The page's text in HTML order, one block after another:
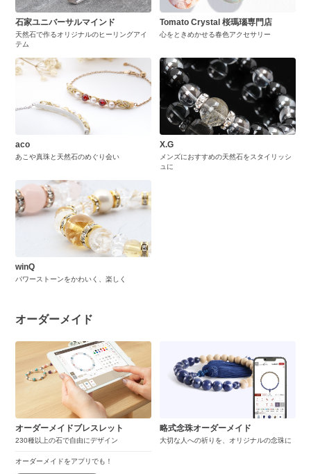
石家ユニバーサルマインド
天然石で作るオリジナルのヒーリングアイ
テム
Tomato Crystal 桜瑪瑙専門店
心をときめかせる春色アクセサリー
aco
あこや真珠と天然石のめぐり会い
X.G
メンズにおすすめの天然石をスタイリッシ
ュに
winQ
パワーストーンをかわいく、楽しく
オーダーメイド
オーダーメイドブレスレット
230種以上の石で自由にデザイン
オーダーメイドをアプリでも！
略式念珠オーダーメイド
大切な人への祈りを、オリジナルの念珠に